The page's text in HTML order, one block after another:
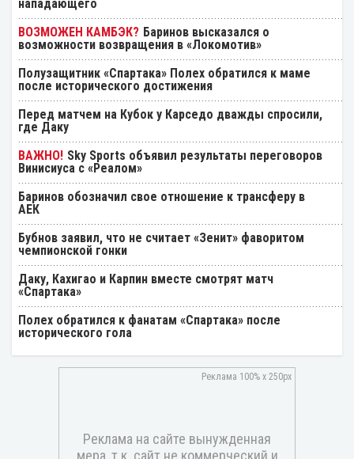
нападающего
Баринов высказался о
возможности возвращения в «Локомотив»
Полузащитник «Спартака» Полех обратился к маме
после исторического достижения
Перед матчем на Кубок у Карседо дважды спросили,
где Даку
Sky Sports объявил результаты переговоров
Винисиуса с «Реалом»
Баринов обозначил свое отношение к трансферу в
АЕК
Бубнов заявил, что не считает «Зенит» фаворитом
чемпионской гонки
Даку, Кахигао и Карпин вместе смотрят матч
«Спартака»
Полех обратился к фанатам «Спартака» после
исторического гола